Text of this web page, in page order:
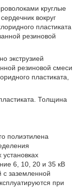
круглые
вокруг
пластиката
резиновой
резиновой смеси
пластиката,
Толщина
полиэтилена
установках
6, 10, 20 и 35 кВ
с заземленной
при